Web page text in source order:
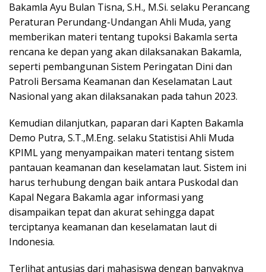
Bakamla Ayu Bulan Tisna, S.H., M.Si. selaku Perancang
Peraturan Perundang-Undangan Ahli Muda, yang
memberikan materi tentang tupoksi Bakamla serta
rencana ke depan yang akan dilaksanakan Bakamla,
seperti pembangunan Sistem Peringatan Dini dan
Patroli Bersama Keamanan dan Keselamatan Laut
Nasional yang akan dilaksanakan pada tahun 2023.
Kemudian dilanjutkan, paparan dari Kapten Bakamla
Demo Putra, S.T.,M.Eng. selaku Statistisi Ahli Muda
KPIML yang menyampaikan materi tentang sistem
pantauan keamanan dan keselamatan laut. Sistem ini
harus terhubung dengan baik antara Puskodal dan
Kapal Negara Bakamla agar informasi yang
disampaikan tepat dan akurat sehingga dapat
terciptanya keamanan dan keselamatan laut di
Indonesia.
Terlihat antusias dari mahasiswa dengan banyaknya